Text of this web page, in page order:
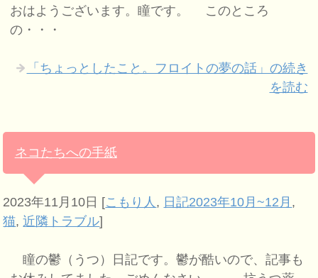
おはようございます。瞳です。 このところ
の・・・
「ちょっとしたこと。フロイトの夢の話」の続き
を読む
ネコたちへの手紙
2023年11月10日 [こもり人 , 日記2023年10月~12月 ,
猫,近隣トラブル]
瞳の鬱（うつ）日記です。鬱が酷いので、記事も